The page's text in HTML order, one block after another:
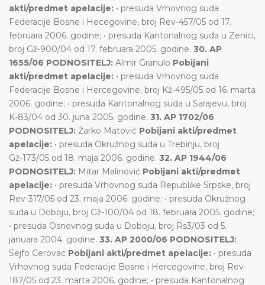
akti/predmet apelacije: • presuda Vrhovnog suda
Federacije Bosne i Hecegovine, broj Rev-457/05 od 17.
februara 2006. godine; • presuda Kantonalnog suda u Zenici,
broj Gž-900/04 od 17. februara 2005. godine. 30. AP
1655/06 PODNOSITELJ: Almir Granulo Pobijani
akti/predmet apelacije: • presuda Vrhovnog suda
Federacije Bosne i Hercegovine, broj Kž-495/05 od 16. marta
2006. godine; • presuda Kantonalnog suda u Sarajevu, broj
K-83/04 od 30. juna 2005. godine. 31. AP 1702/06
PODNOSITELJ: Žarko Matović Pobijani akti/predmet
apelacije: • presuda Okružnog suda u Trebinju, broj
Gž-173/05 od 18. maja 2006. godine. 32. AP 1944/06
PODNOSITELJ: Mitar Malinović Pobijani akti/predmet
apelacije: • presuda Vrhovnog suda Republike Srpske, broj
Rev-317/05 od 23. maja 2006. godine; • presuda Okružnog
suda u Doboju, broj Gž-100/04 od 18. februara 2005. godine;
• presuda Osnovnog suda u Doboju, broj Rs3/03 od 5.
januara 2004. godine. 33. AP 2000/06 PODNOSITELJ:
Sejfo Cerovac Pobijani akti/predmet apelacije: • presuda
Vrhovnog suda Federacije Bosne i Hercegovine, broj Rev-
187/05 od 23. marta 2006. godine; • presuda Kantonalnog